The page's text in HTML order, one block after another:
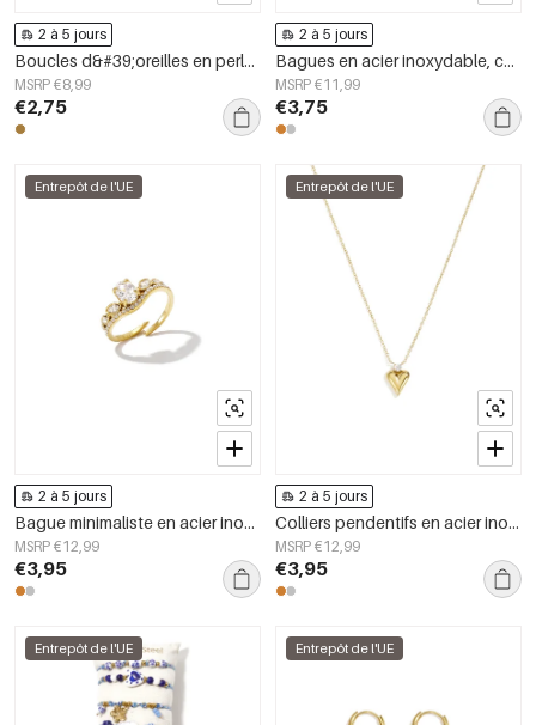
2 à 5 jours
Boucles d&#39;oreilles en perles d&#39;acier inoxydable en forme de cœur, collection Daily Simple, bijoux pour femmes
MSRP €8,99
€2,75
2 à 5 jours
Bagues en acier inoxydable, collection Fleur, bijoux simples pour femmes
MSRP €11,99
€3,75
Entrepôt de l'UE
2 à 5 jours
Bague minimaliste en acier inoxydable, forme elliptique, collection Simple Daily Simple, bijoux pour femmes
MSRP €12,99
€3,95
Entrepôt de l'UE
2 à 5 jours
Colliers pendentifs en acier inoxydable en forme de cœur, collection Daily Simple, bijoux pour femmes
MSRP €12,99
€3,95
Entrepôt de l'UE Entrepôt de l'UE